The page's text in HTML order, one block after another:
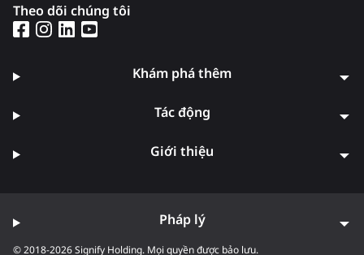
Theo dõi chúng tôi
Khám phá thêm
Tác động
Giới thiệu
© 2018-2026 Signify Holding. Mọi quyền được bảo lưu.
Pháp lý